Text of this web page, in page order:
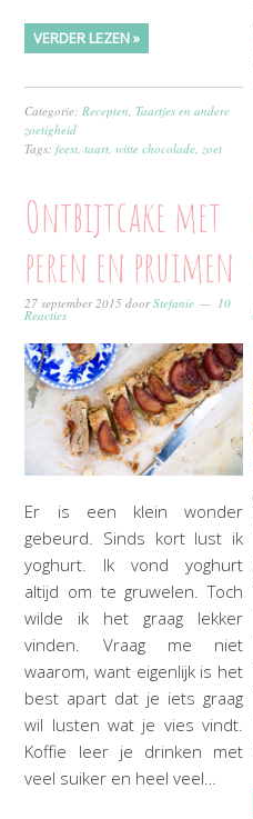
VERDER LEZEN »
Categorie:Recepten,Taartjes en andere
zoetigheid
Tags:feest,taart,witte chocolade,zoet
Ontbijtcake met
peren en pruimen
27 september 2015 doorStefanie 10
Reacties
Er is een klein wonder
gebeurd. Sinds kort lust ik
yoghurt. Ik vond yoghurt
altijd om te gruwelen. Toch
wilde ik het graag lekker
vinden. Vraag me niet
waarom, want eigenlijk is het
best apart dat je iets graag
wil lusten wat je vies vindt.
Koffie leer je drinken met
veel suiker en heel veel…